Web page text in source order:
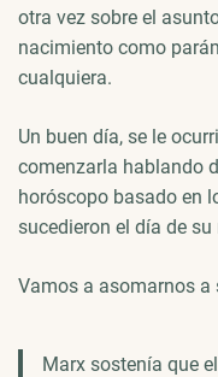
otra vez sobre el
nacimiento como
cualquiera.
Un buen día, se le
comenzarla hablando
horóscopo basado en
sucedieron el día de
Vamos a asomarnos a
Marx sostenía que